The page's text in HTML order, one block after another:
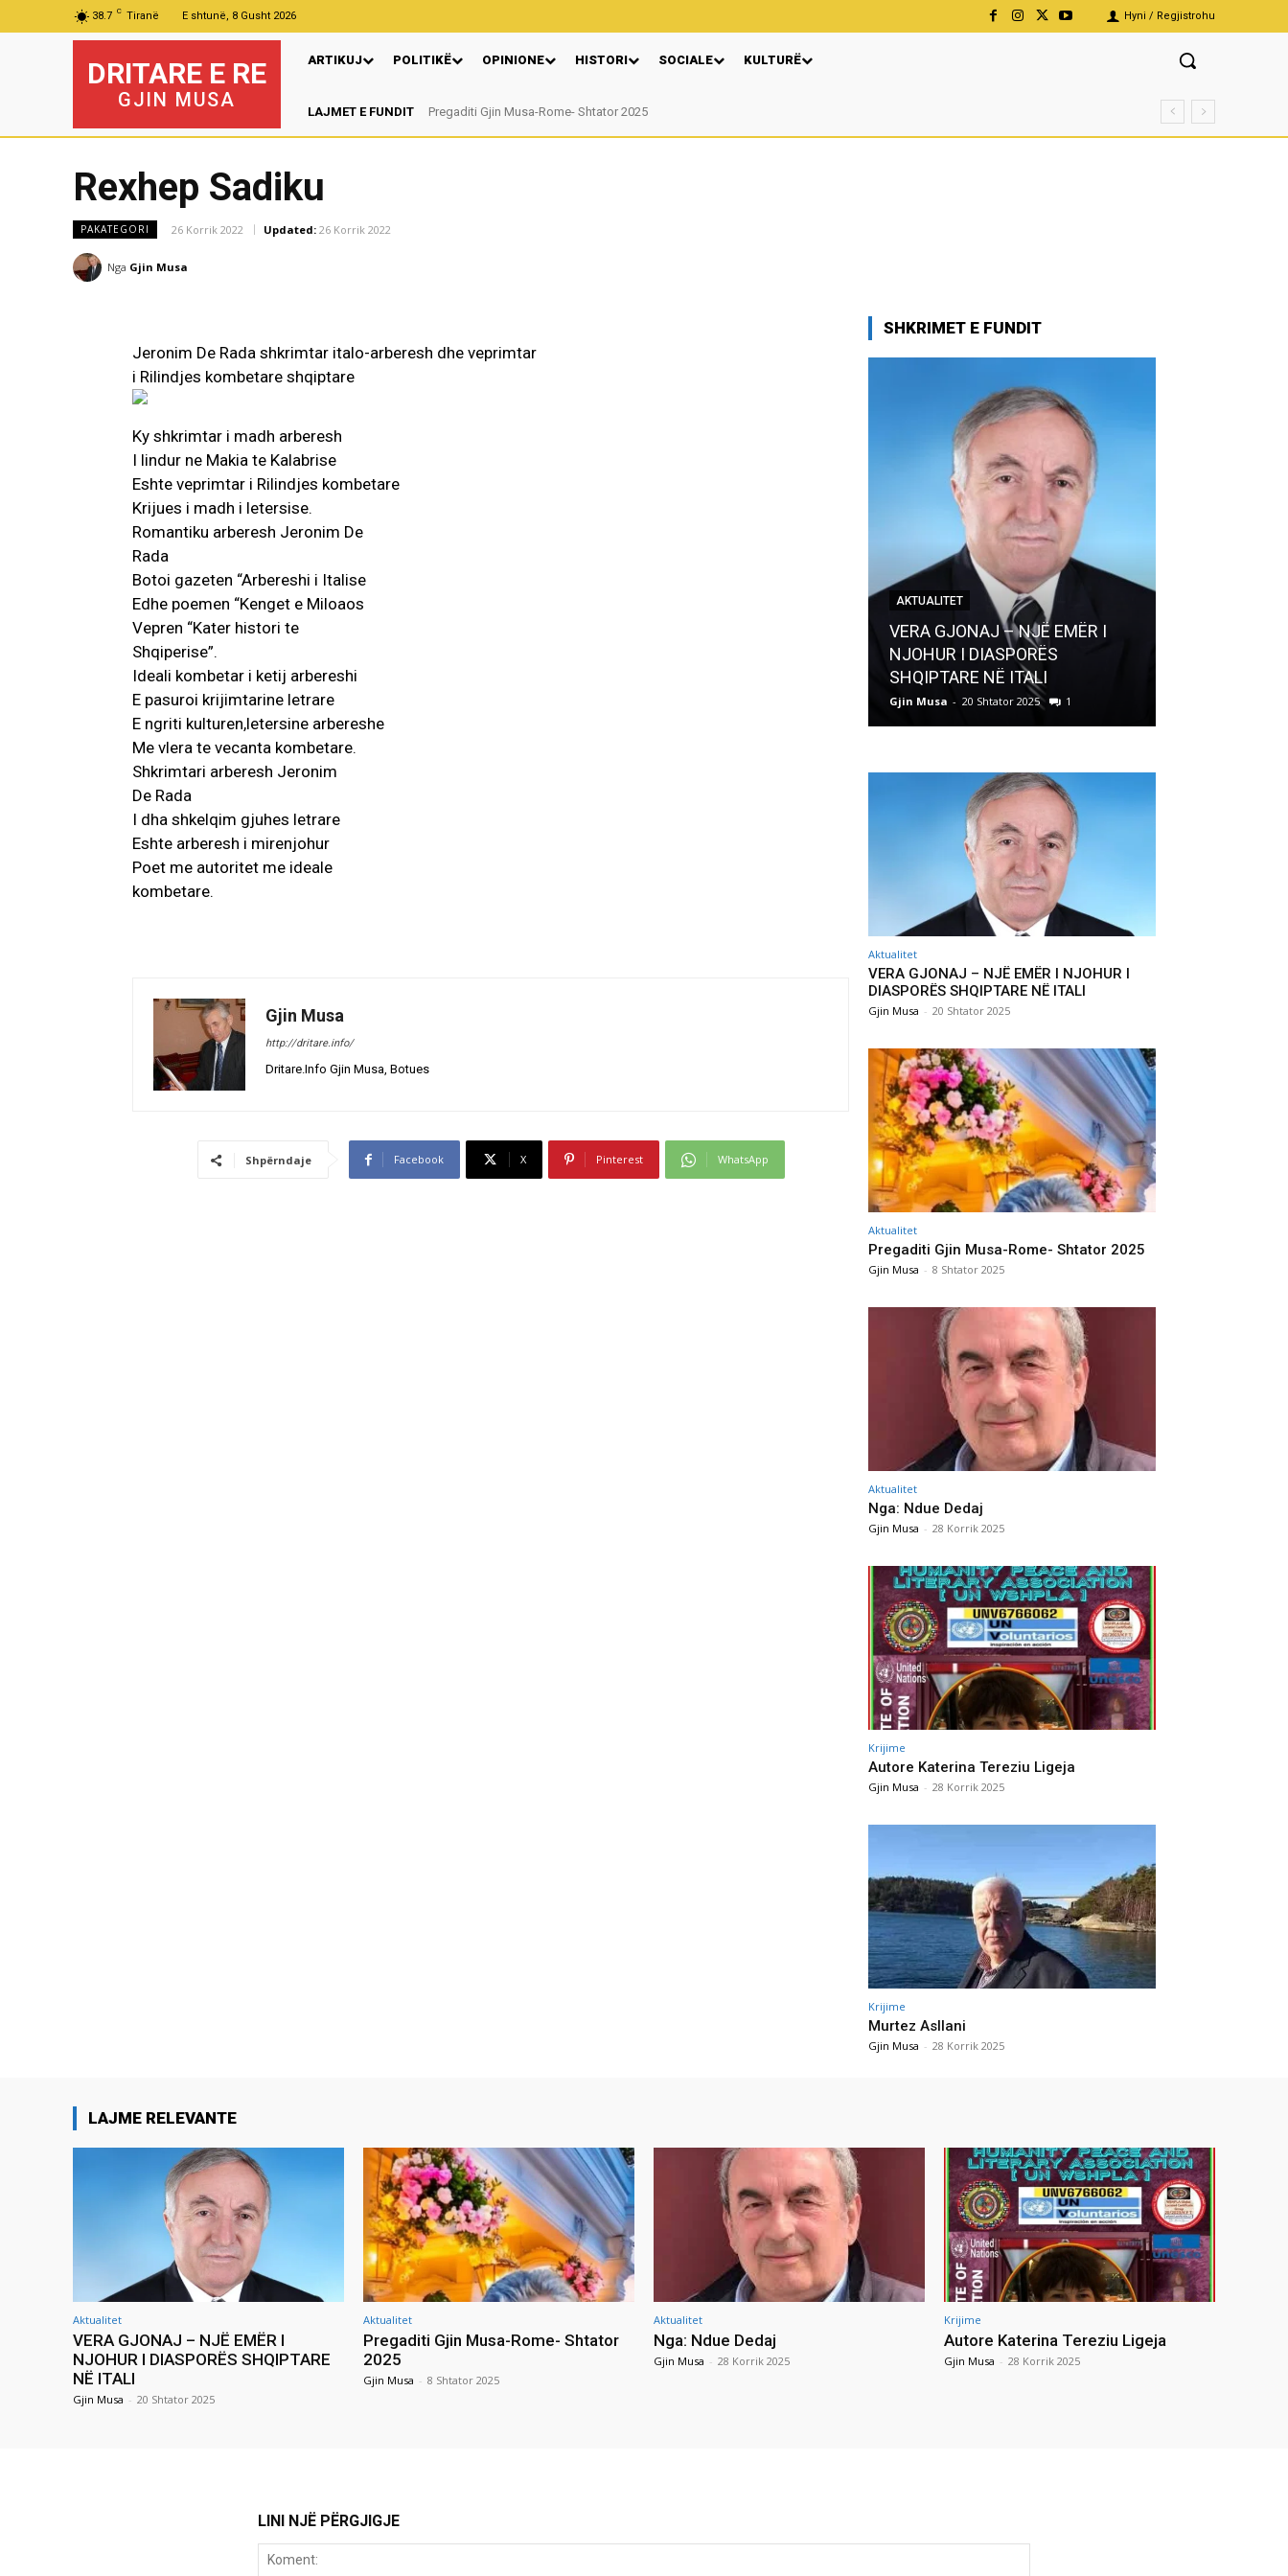
38.7 C Tiranë E shtunë, 8 Gusht 2026 Hyni / Regjistrohu
DRITARE E RE
GJIN MUSA
ARTIKUJ POLITIKË OPINIONE HISTORI SOCIALE KULTURË
LAJMET E FUNDIT Pregaditi Gjin Musa-Rome- Shtator 2025
Nga: Ndue Dedaj
Rexhep Sadiku
PAKATEGORI 26 Korrik 2022 Updated: 26 Korrik 2022
Nga Gjin Musa
Jeronim De Rada shkrimtar italo-arberesh dhe veprimtar
i Rilindjes kombetare shqiptare
Ky shkrimtar i madh arberesh
I lindur ne Makia te Kalabrise
Eshte veprimtar i Rilindjes kombetare
Krijues i madh i letersise.
Romantiku arberesh Jeronim De
Rada
Botoi gazeten “Arbereshi i Italise
Edhe poemen “Kenget e Miloaos
Vepren “Kater histori te
Shqiperise”.
Ideali kombetar i ketij arbereshi
E pasuroi krijimtarine letrare
E ngriti kulturen,letersine arbereshe
Me vlera te vecanta kombetare.
Shkrimtari arberesh Jeronim
De Rada
I dha shkelqim gjuhes letrare
Eshte arberesh i mirenjohur
Poet me autoritet me ideale
kombetare.
Gjin Musa
http://dritare.info/
Dritare.Info Gjin Musa, Botues
Shpërndaje Facebook X Pinterest WhatsApp
SHKRIMET E FUNDIT
AKTUALITET
VERA GJONAJ – NJË EMËR I
NJOHUR I DIASPORËS
SHQIPTARE NË ITALI
Gjin Musa - 20 Shtator 2025 1
Aktualitet
VERA GJONAJ – NJË EMËR I NJOHUR I
DIASPORËS SHQIPTARE NË ITALI
Gjin Musa - 20 Shtator 2025
Aktualitet
Pregaditi Gjin Musa-Rome- Shtator 2025
Gjin Musa - 8 Shtator 2025
Aktualitet
Nga: Ndue Dedaj
Gjin Musa - 28 Korrik 2025
Krijime
Autore Katerina Tereziu Ligeja
Gjin Musa - 28 Korrik 2025
Krijime
Murtez Asllani
Gjin Musa - 28 Korrik 2025
LAJME RELEVANTE
Aktualitet
VERA GJONAJ – NJË EMËR I
NJOHUR I DIASPORËS SHQIPTARE
NË ITALI
Gjin Musa - 20 Shtator 2025
Aktualitet
Pregaditi Gjin Musa-Rome- Shtator
2025
Gjin Musa - 8 Shtator 2025
Aktualitet
Nga: Ndue Dedaj
Gjin Musa - 28 Korrik 2025
Krijime
Autore Katerina Tereziu Ligeja
Gjin Musa - 28 Korrik 2025
LINI NJË PËRGJIGJE